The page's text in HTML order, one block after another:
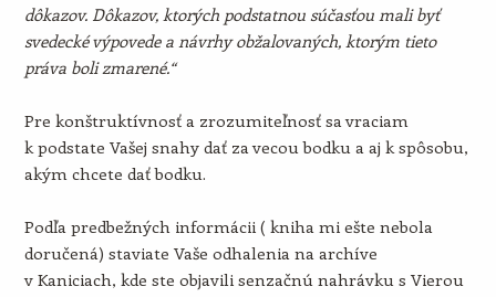
dôkazov. Dôkazov, ktorých podstatnou súčasťou mali byť
svedecké výpovede a návrhy obžalovaných, ktorým tieto
práva boli zmarené.“
Pre konštruktívnosť a zrozumiteľnosť sa vraciam
k podstate Vašej snahy dať za vecou bodku a aj k spôsobu,
akým chcete dať bodku.
Podľa predbežných informácii ( kniha mi ešte nebola
doručená) staviate Vaše odhalenia na archíve
v Kaniciach, kde ste objavili senzačnú nahrávku s Vierou